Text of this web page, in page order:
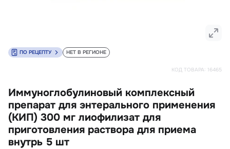
КОД ТОВАРА: 16465
Иммуноглобулиновый комплексный
препарат для энтерального применения
(КИП) 300 мг лиофилизат для
приготовления раствора для приема
внутрь 5 шт
ПО РЕЦЕПТУ НЕТ В РЕГИОНЕ